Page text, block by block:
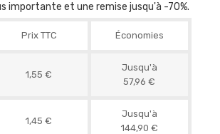
importante et une remise jusqu'à -70%.
Prix TTC Économies
1,55 €
Jusqu'à
57,96 €
1,45 €
Jusqu'à
144,90 €